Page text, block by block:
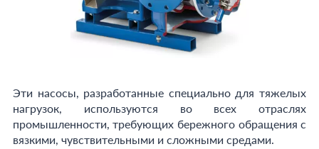
Эти насосы, разработанные специально для тяжелых
нагрузок, используются во всех отраслях
промышленности, требующих бережного обращения с
вязкими, чувствительными и сложными средами.